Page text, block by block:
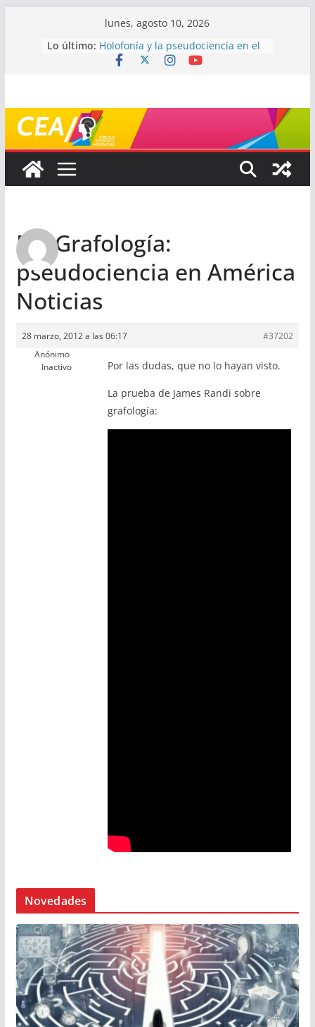
lunes, agosto 10, 2026
Lo último: Holofonía y la pseudociencia en el
audio
Mayéutica (o cómo debatir sin
terminar a los golpes)
Somos menos capaces de lo que
Re: Grafología:
pseudociencia en América
Noticias
28 marzo, 2012 a las 06:17
#37202
Anónimo
Inactivo
Por las dudas, que no lo hayan visto.
La prueba de James Randi sobre
grafología:
Novedades